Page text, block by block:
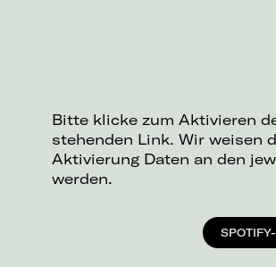
Bitte klicke zum Aktivieren
stehenden Link. Wir weisen
Aktivierung Daten an den
werden.